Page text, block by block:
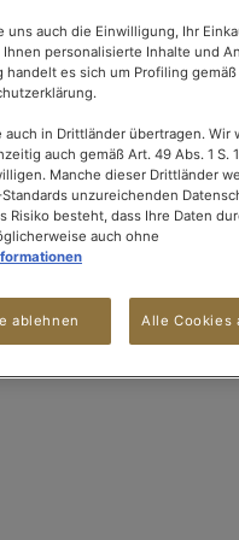
uns auch die Einwilligung, Ihr
personalisierte Inhalte und
es sich um Profiling gemäß
in Drittländer übertragen. Wir
auch gemäß Art. 49 Abs. 1 S. 1
Manche dieser Drittländer
unzureichenden
besteht, dass Ihre Daten
auch ohne
ablehnen Alle Cookies